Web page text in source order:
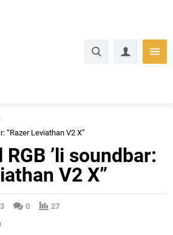
“Razer Leviathan V2 X”
’li soundbar:
V2 X”
0
27